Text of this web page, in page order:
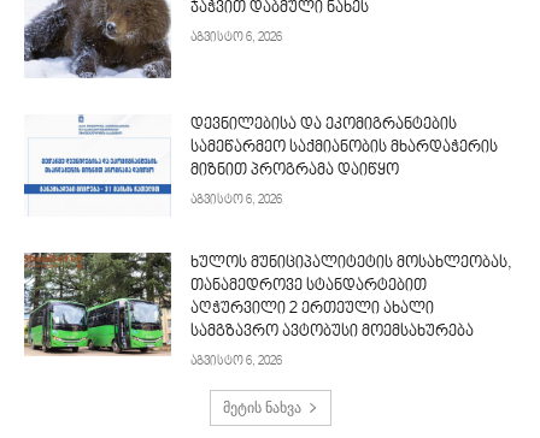
ჯაჭვით დაბმული ნახეს
აგვისტო 6, 2026
დევნილებისა და ეკომიგრანტების
სამეწარმეო საქმიანობის მხარდაჭერის
მიზნით პროგრამა დაიწყო
აგვისტო 6, 2026
ხულოს მუნიციპალიტეტის მოსახლეობას,
თანამედროვე სტანდარტებით
აღჭურვილი 2 ერთეული ახალი
სამგზავრო ავტობუსი მოემსახურება
აგვისტო 6, 2026
მეტის ნახვა